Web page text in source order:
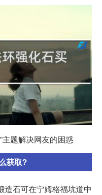
主题解决网友的困惑
获取?
造石可在宁姆格福坑道中